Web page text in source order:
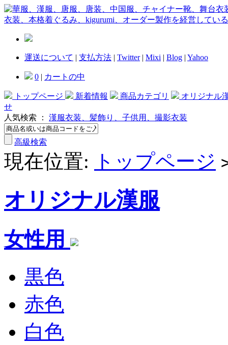
運送について | 支払方法 | Twitter| Mixi | Blog | Yahoo
0 | カートの中
トップページ 新着情報 商品カテゴリ
オリジナル
せ
人気検索 ： 漢服衣装、髪飾り、子供用、撮影衣装
高級検索
現在位置: トップページ
オリジナル漢服
女性用
黒色
赤色
白色